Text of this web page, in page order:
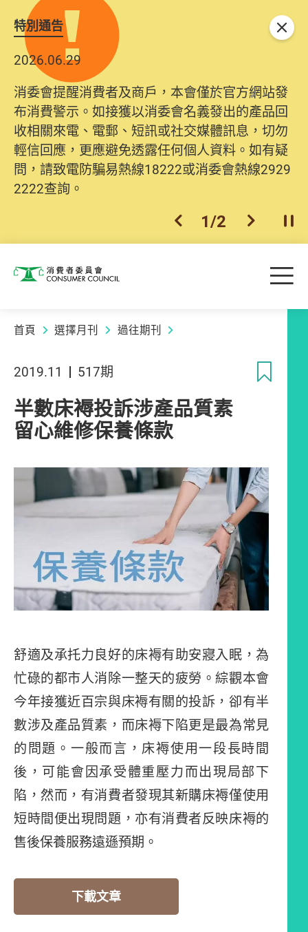
特別通告
2026.06.29
消委會提醒消費者及商戶，本會僅於官方網站發
布消費警示。如接獲以消委會名義發出的產品回
收相關來電、電郵、短訊或社交媒體訊息，切勿
輕信回應，更應避免透露任何個人資料。如有疑
問，請致電防騙易熱線18222或消委會熱線2929
2222查詢。
上一個
1/2 下一個開
關閉
消費者委員會 目
首頁 選擇月刊 過往期刊
2019.11 517期
半數床褥投訴涉產品質素
留心維修保養條款
舒適及承托力良好的床褥有助安寢入眠，為
忙碌的都市人消除一整天的疲勞。綜觀本會
今年接獲近百宗與床褥有關的投訴，卻有半
數涉及產品質素，而床褥下陷更是最為常見
的問題。一般而言，床褥使用一段長時間
後，可能會因承受體重壓力而出現局部下
陷，然而，有消費者發現其新購床褥僅使用
短時間便出現問題，亦有消費者反映床褥的
售後保養服務遠遜預期。
下載文章